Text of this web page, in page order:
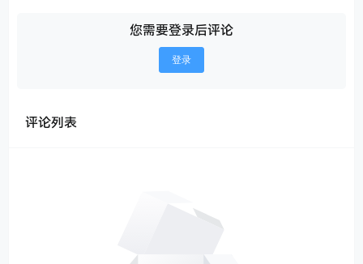
您需要登录后评论
登录
评论列表